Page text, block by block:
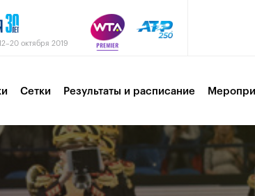
октября 2019
Сетки Результаты и расписание
Контакты Турнир 2018